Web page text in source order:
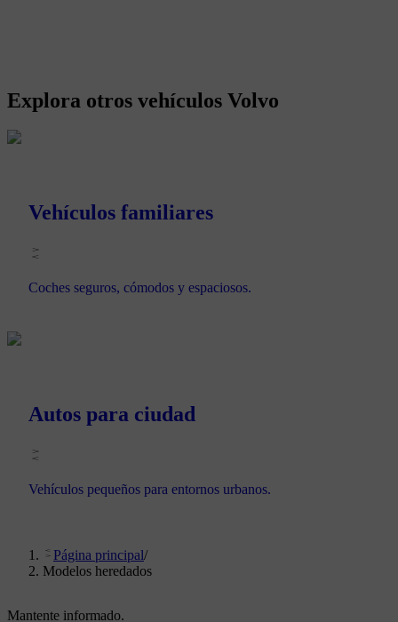
Explora otros vehículos Volvo
Vehículos familiares
Coches seguros, cómodos y espaciosos.
Autos para ciudad
Vehículos pequeños para entornos urbanos.
Página principal/
Modelos heredados